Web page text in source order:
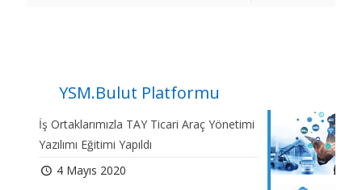
YSM.Bulut Platformu
İş Ortaklarımızla TAY Ticari Araç Yönetimi
Yazılımı Eğitimi Yapıldı
4 Mayıs 2020